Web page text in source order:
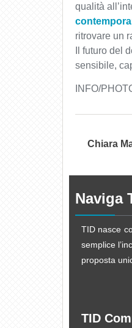
qualità
ritrovare un
Il futuro del
sensibile,
INFO/
Chiara
Naviga
TID nasce
semplice
proposta
TID